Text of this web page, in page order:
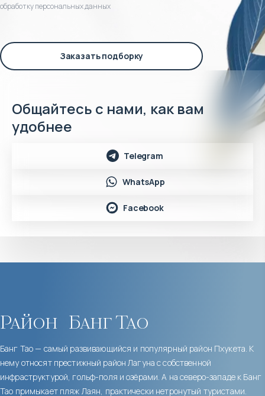
обработку персональных данных
Заказать подборку
Общайтесь с нами, как вам
удобнее
Telegram
WhatsApp
Facebook
Район Банг Тао
Банг Тао — самый развивающийся и популярный район Пхукета. К
нему относят престижный район Лагуна с собственной
инфраструктурой, гольф-поля и озёрами. А на северо-западе к Банг
Тао примыкает пляж Лаян, практически нетронутый туристами.